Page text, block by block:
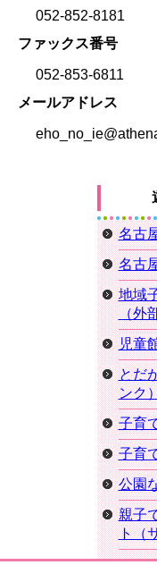
052-852-8181
ファックス番号
052-853-6811
メールアドレス
名古
名古
地域
（外
児童
とだ
ンク
子育
子育
公園
親子
ト（